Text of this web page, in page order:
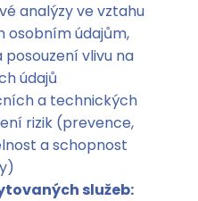
analýzy ve vztahu
osobním údajům,
posouzení vlivu na
údajů
a technických
rizik (prevence,
a schopnost
služeb: